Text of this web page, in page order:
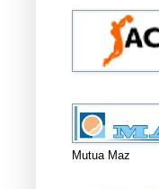
Mutua Maz